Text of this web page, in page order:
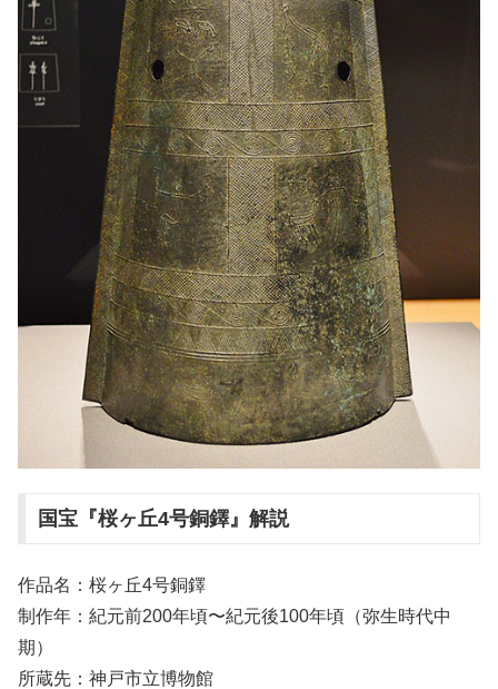
国宝『桜ヶ丘4号銅鐸』解説
作品名：桜ヶ丘4号銅鐸
制作年：紀元前200年頃〜紀元後100年頃（弥生時代中
期）
所蔵先：神戸市立博物館